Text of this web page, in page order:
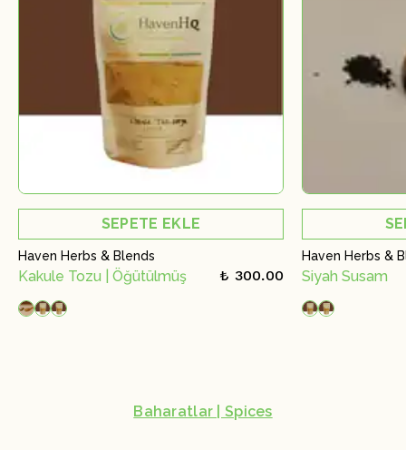
SEPETE EKLE
Haven Herbs & Blends
Kakule Tozu | Öğütülmüş ₺ 300.00
Haven Herbs &
Siyah Susam
Baharatlar | Spices